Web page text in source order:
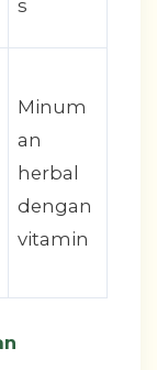
s
Minum
an
herbal
dengan
vitamin